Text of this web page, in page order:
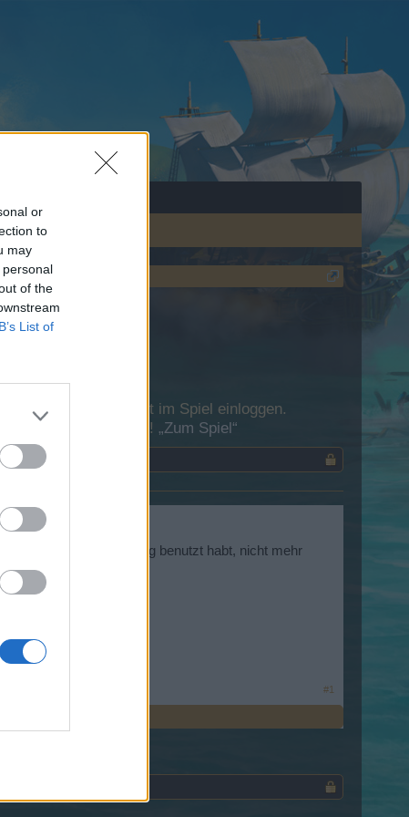
or
to
may
of the
List of
Dich bitte zunächst im Spiel einloggen.
in unserem Forum! „Zum Spiel“
zum Einloggen bislang benutzt habt, nicht mehr
#1